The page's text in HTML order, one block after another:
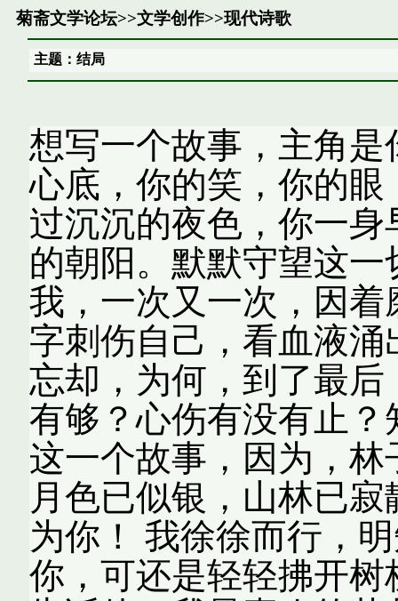
菊斋文学论坛>>文学创作>>现代诗歌
主题：结局
想写一个故事，主角
心底，你的笑，你的
过沉沉的夜色，你一
的朝阳。默默守望这
我，一次又一次，因
字刺伤自己，看血液
忘却，为何，到了最
有够？心伤有没有止
这一个故事，因为，
月色已似银，山林已
为你！ 我徐徐而行，
你，可还是轻轻拂开